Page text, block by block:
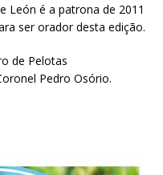
León é a patrona de 2011
ser orador desta edição.
de Pelotas
Pedro Osório.